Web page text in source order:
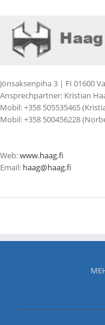
Jönsaksenpiha 3 | FI 01600
Ansprechpartner: Kristian
Mobil: +358 505535465
Mobil: +358 500456228
Web:www.haag.fi
Email: haag@haag.fi